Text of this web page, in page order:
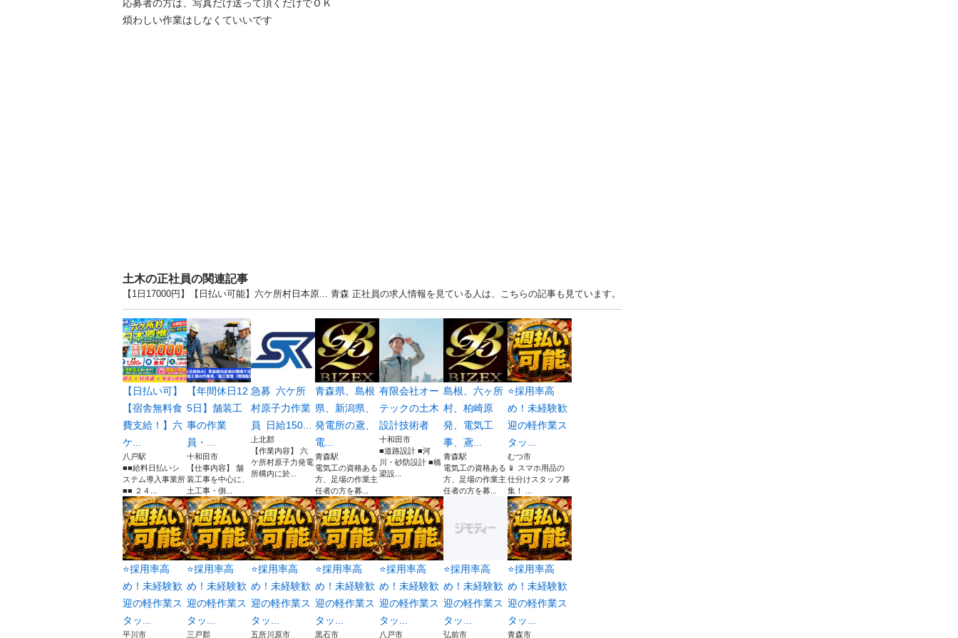
応募者の方は、写真だけ送って頂くだけでＯＫ
煩わしい作業はしなくていいです
土木の正社員の関連記事
【1日17000円】【日払い可能】六ケ所村日本原... 青森 正社員の求人情報を見ている人は、こちらの記事も見ています。
【日払い可】
【宿舎無料食
費支給！】六
ケ...
八戸駅
■■給料日払いシ
ステム導入事業所
■■ ２４...
【年間休日12
5日】舗装工
事の作業
員・...
十和田市
【仕事内容】 舗
装工事を中心に、
土工事・側...
急募 六ケ所
村原子力作業
員 日給150...
上北郡
【作業内容】 六
ケ所村原子力発電
所構内に於...
青森県、島根
県、新潟県、
発電所の鳶、
電...
青森駅
電気工の資格ある
方、足場の作業主
任者の方を募...
有限会社オー
テックの土木
設計技術者
十和田市
■道路設計 ■河
川・砂防設計 ■橋
梁設...
島根、六ヶ所
村、柏崎原
発、電気工
事、鳶...
青森駅
電気工の資格ある
方、足場の作業主
任者の方を募...
⭐採用率高
め！未経験歓
迎の軽作業ス
タッ...
むつ市
📱 スマホ用品の
仕分けスタッフ募
集！ ...
⭐採用率高
め！未経験歓
迎の軽作業ス
タッ...
平川市
⭐採用率高
め！未経験歓
迎の軽作業ス
タッ...
三戸郡
⭐採用率高
め！未経験歓
迎の軽作業ス
タッ...
五所川原市
⭐採用率高
め！未経験歓
迎の軽作業ス
タッ...
黒石市
⭐採用率高
め！未経験歓
迎の軽作業ス
タッ...
八戸市
⭐採用率高
め！未経験歓
迎の軽作業ス
タッ...
弘前市
⭐採用率高
め！未経験歓
迎の軽作業ス
タッ...
青森市